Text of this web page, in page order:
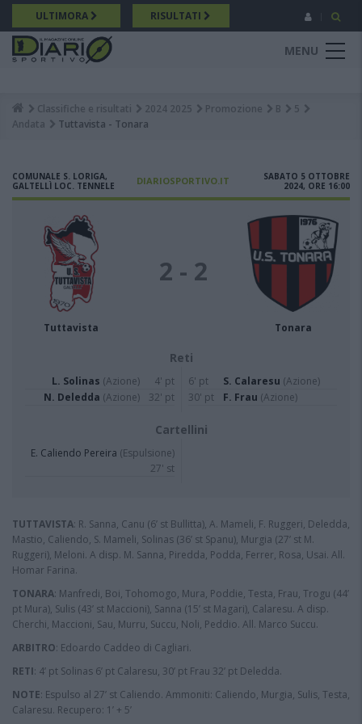
Salta
al
contenuto
principale
ULTIMORA RISULTATI
MENU
Breadcrumb
Classifiche e risultati 2024 2025 Promozione B
5
Andata
Tuttavista - Tonara
COMUNALE S. LORIGA,
GALTELLÌ LOC. TENNELE
DIARIOSPORTIVO.IT
SABATO 5 OTTOBRE
2024, ORE 16:00
Tuttavista
2 - 2
Tonara
Reti
L. Solinas (Azione)
4' pt
N. Deledda (Azione) 32' pt
6' pt S. Calaresu (Azione)
30' pt
F. Frau (Azione)
Cartellini
E. Caliendo Pereira (Espulsione)
27' st
TUTTAVISTA: R. Sanna, Canu (6’ st Bullitta), A. Mameli, F. Ruggeri, Deledda,
Mastio, Caliendo, S. Mameli, Solinas (36’ st Spanu), Murgia (27’ st M.
Ruggeri), Meloni. A disp. M. Sanna, Piredda, Podda, Ferrer, Rosa, Usai. All.
Homar Farina.
TONARA: Manfredi, Boi, Tohomogo, Mura, Poddie, Testa, Frau, Trogu (44’
pt Mura), Sulis (43’ st Maccioni), Sanna (15’ st Magari), Calaresu. A disp.
Cherchi, Maccioni, Sau, Murru, Succu, Noli, Peddio. All. Marco Succu.
ARBITRO: Edoardo Caddeo di Cagliari.
RETI: 4’ pt Solinas 6’ pt Calaresu, 30’ pt Frau 32’ pt Deledda.
NOTE: Espulso al 27’ st Caliendo. Ammoniti: Caliendo, Murgia, Sulis, Testa,
Calaresu. Recupero: 1’ + 5’